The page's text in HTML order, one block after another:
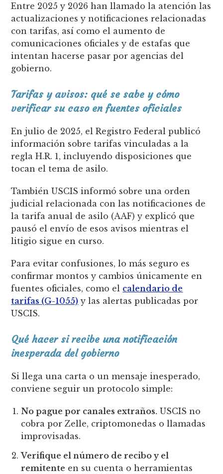
Entre 2025 y 2026 han llamado la atención las
actualizaciones y notificaciones relacionadas
con tarifas, así como el aumento de
comunicaciones oficiales y de estafas que
intentan hacerse pasar por agencias del
gobierno.
Tarifas y avisos: qué se sabe y cómo
verificar su caso en fuentes oficiales
En julio de 2025, el Registro Federal publicó
información sobre tarifas vinculadas a la
regla H.R. 1, incluyendo disposiciones que
tocan el tema de asilo.
También USCIS informó sobre una orden
judicial relacionada con las notificaciones de
la tarifa anual de asilo (AAF) y explicó que
pausó el envío de esos avisos mientras el
litigio sigue en curso.
Para evitar confusiones, lo más seguro es
confirmar montos y cambios únicamente en
fuentes oficiales, como el calendario de
tarifas (G-1055) y las alertas publicadas por
USCIS.
Qué hacer si recibe una notificación
inesperada del gobierno
Si llega una carta o un mensaje inesperado,
conviene seguir un protocolo simple:
No pague por canales extraños. USCIS no
cobra por Zelle, criptomonedas o llamadas
improvisadas.
Verifique el número de recibo y el
remitente en su cuenta o herramientas